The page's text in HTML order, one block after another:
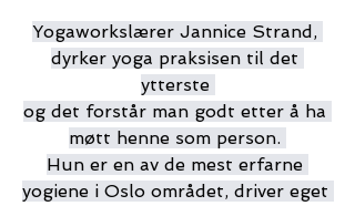
Yogaworkslærer Jannice Strand,
dyrker yoga praksisen til det
ytterste
og det forstår man godt etter å ha
møtt henne som person.
Hun er en av de mest erfarne
yogiene i Oslo området, driver eget